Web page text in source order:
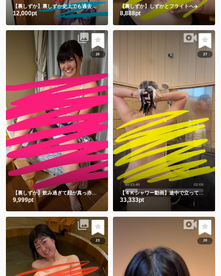
【裏しずか】裏しずか史上でも過去一を争う攻めすぎ写真集😂㊙️
12,000pt
【裏しずか】しずかとフライトへ✈️
8,888pt
20
【裏しずか】飲み過ぎて顔が真っ赤な浴衣しずかです
9,999pt
27
【４Ｋシャワー動画】途中で立ってごめんなさい🙇‍♀️撮影忘れてました🫣
33,333pt
23 20